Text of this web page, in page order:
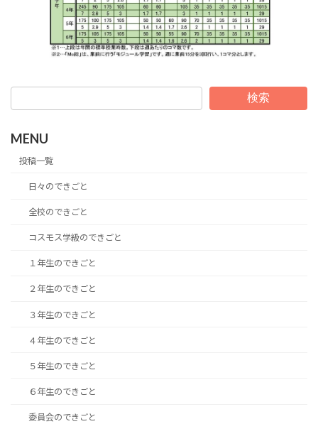
検索
MENU
投稿一覧
日々のできごと
全校のできごと
コスモス学級のできごと
１年生のできごと
２年生のできごと
３年生のできごと
４年生のできごと
５年生のできごと
６年生のできごと
委員会のできごと